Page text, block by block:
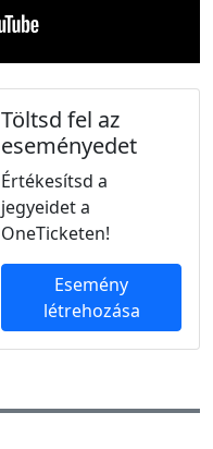
Töltsd fel az
eseményedet
Értékesítsd a
jegyeidet a
OneTicketen!
Esemény
létrehozása